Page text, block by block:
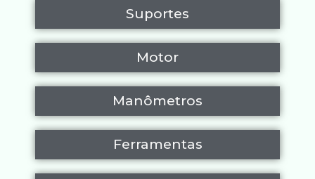
Suportes
Motor
Manômetros
Ferramentas